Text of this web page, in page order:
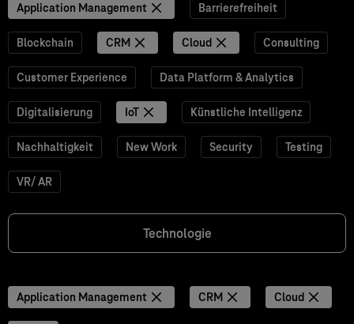
Application Management Barrierefreiheit
Blockchain CRM Cloud Consulting
Customer Experience Data Platform & Analytics
Digitalisierung IoT Künstliche Intelligenz
Nachhaltigkeit New Work Security Testing
VR/ AR
Technologie
Application Management CRM Cloud